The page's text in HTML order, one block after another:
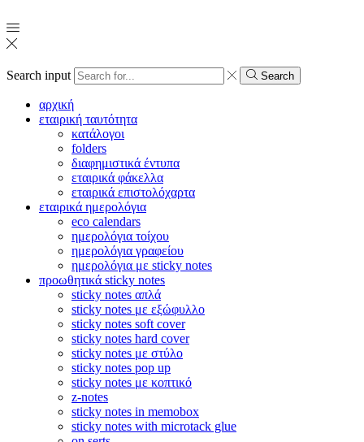
Search input Search
αρχική
εταιρική ταυτότητα
κατάλογοι
folders
διαφημιστικά έντυπα
εταιρικά φάκελλα
εταιρικά επιστολόχαρτα
εταιρικά ημερολόγια
eco calendars
ημερολόγια τοίχου
ημερολόγια γραφείου
ημερολόγια με sticky notes
προωθητικά sticky notes
sticky notes απλά
sticky notes με εξώφυλλο
sticky notes soft cover
sticky notes hard cover
sticky notes με στύλο
sticky notes pop up
sticky notes με κοπτικό
z-notes
sticky notes in memobox
sticky notes with microtack glue